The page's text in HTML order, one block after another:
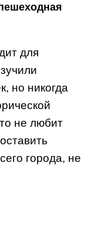
для
но никогда
не любит
города, не